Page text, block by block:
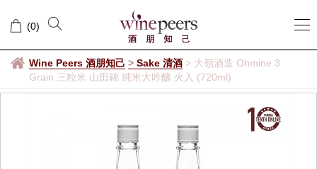
(0)
Wine Peers 酒朋知己 > Sake 清酒 > 大嶺酒造 Ohmine 3
Grain 三粒米 山田錦 純米大吟釀 火入 (720ml)